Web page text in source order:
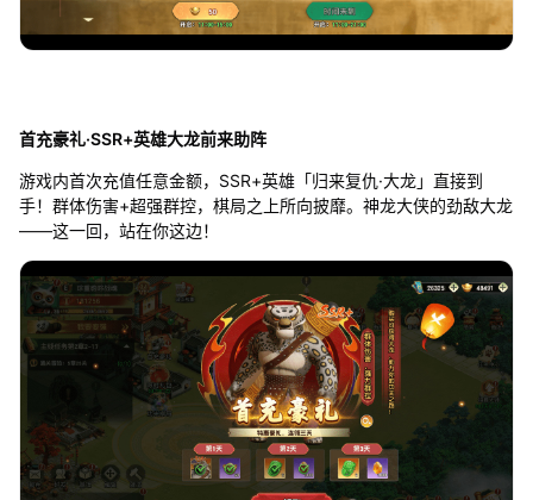
首充豪礼·SSR+英雄大龙前来助阵
游戏内首次充值任意金额，SSR+英雄「归来复仇·大龙」直接到
手！群体伤害+超强群控，棋局之上所向披靡。神龙大侠的劲敌大龙
——这一回，站在你这边！